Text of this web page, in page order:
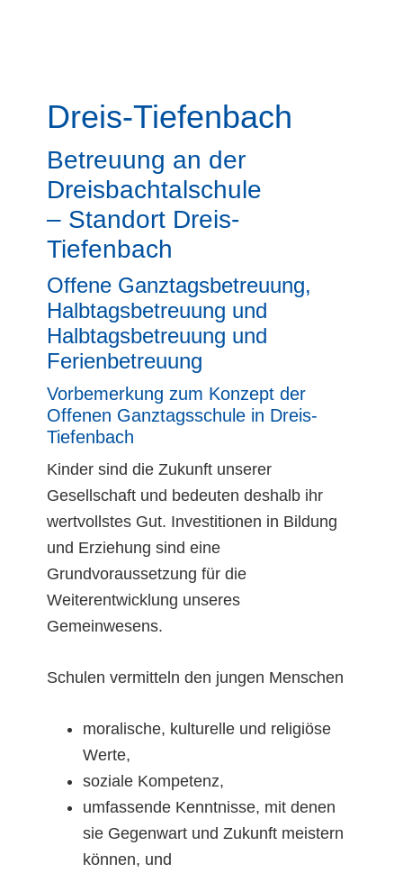
Dreis-Tiefenbach
Betreuung an der
Dreisbachtalschule
– Standort Dreis-
Tiefenbach
Offene Ganztagsbetreuung,
Halbtagsbetreuung und
Halbtagsbetreuung und
Ferienbetreuung
Vorbemerkung zum Konzept der
Offenen Ganztagsschule in Dreis-
Tiefenbach
Kinder sind die Zukunft unserer
Gesellschaft und bedeuten deshalb ihr
wertvollstes Gut. Investitionen in Bildung
und Erziehung sind eine
Grundvoraussetzung für die
Weiterentwicklung unseres
Gemeinwesens.
Schulen vermitteln den jungen Menschen
moralische, kulturelle und religiöse
Werte,
soziale Kompetenz,
umfassende Kenntnisse, mit denen
sie Gegenwart und Zukunft meistern
können, und